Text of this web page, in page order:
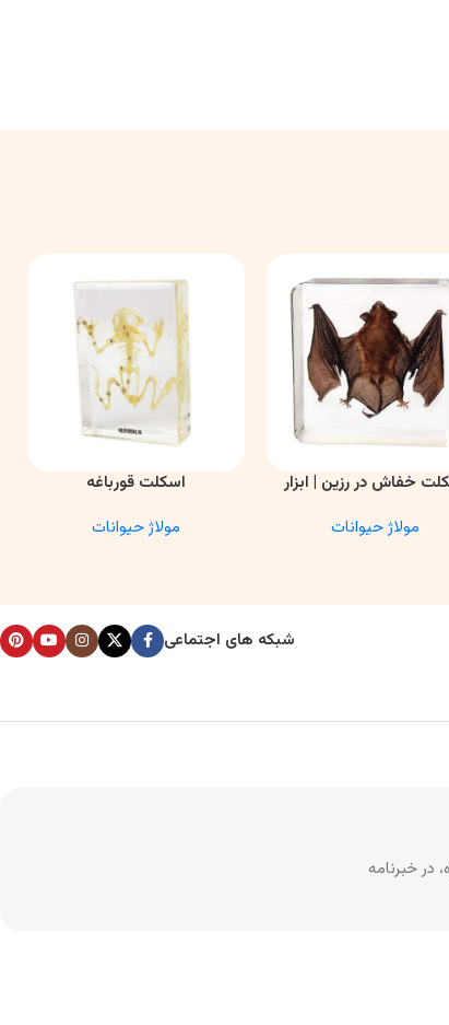
بیشتر
خفاش در رزین | ابزار
مولاژ حیوانات
اطلاعات بیشتراسکلت قورباغه
مولاژ حیوانات
شبکه های اجتماعی
در خبرنامه